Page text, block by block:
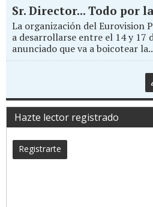
Sr. Director... Todo por
La organización del Eurovision
a desarrollarse entre el 14 y 17
anunciado que va a boicotear
Hazte lector registrado
Registrarte